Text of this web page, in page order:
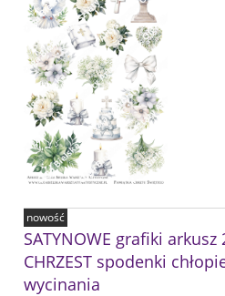
SATYNOWE grafiki arkusz
CHRZEST spodenki
wycinania
nowość